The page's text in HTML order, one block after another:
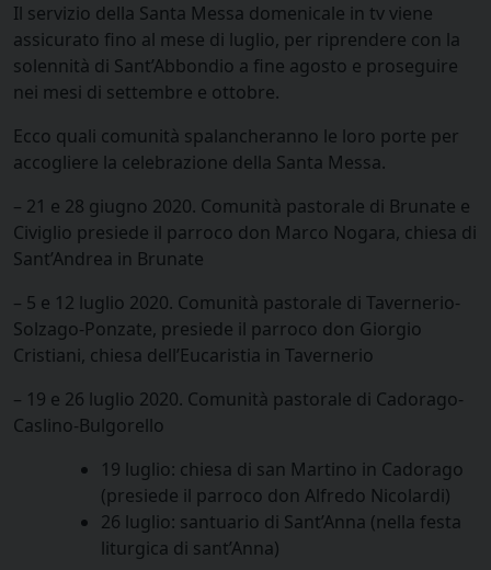
Il servizio della Santa Messa domenicale in tv viene
assicurato fino al mese di luglio, per riprendere con la
solennità di Sant’Abbondio a fine agosto e proseguire
nei mesi di settembre e ottobre.
Ecco quali comunità spalancheranno le loro porte per
accogliere la celebrazione della Santa Messa.
– 21 e 28 giugno 2020. Comunità pastorale di Brunate e
Civiglio presiede il parroco don Marco Nogara, chiesa di
Sant’Andrea in Brunate
– 5 e 12 luglio 2020. Comunità pastorale di Tavernerio-
Solzago-Ponzate, presiede il parroco don Giorgio
Cristiani, chiesa dell’Eucaristia in Tavernerio
– 19 e 26 luglio 2020. Comunità pastorale di Cadorago-
Caslino-Bulgorello
19 luglio: chiesa di san Martino in Cadorago
(presiede il parroco don Alfredo Nicolardi)
26 luglio: santuario di Sant’Anna (nella festa
liturgica di sant’Anna)